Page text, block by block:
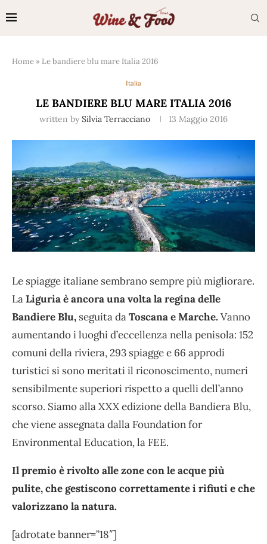
Home » Le bandiere blu mare Italia 2016
Italia
LE BANDIERE BLU MARE ITALIA 2016
written by Silvia Terracciano 13 Maggio 2016
Le spiagge italiane sembrano sempre più migliorare.
LaLiguria è ancora una volta la regina delle
Bandiere Blu, seguita daToscana e Marche. Vanno
aumentando i luoghi d’eccellenza nella penisola: 152
comuni della riviera, 293 spiagge e 66 approdi
turistici si sono meritati il riconoscimento, numeri
sensibilmente superiori rispetto a quelli dell’anno
scorso. Siamo alla XXX edizione della Bandiera Blu,
che viene assegnata dalla Foundation for
Environmental Education, la FEE.
Il premio è rivolto alle zone con le acque più
pulite, che gestiscono correttamente i rifiuti e che
valorizzano la natura.
[adrotate banner=”18″]